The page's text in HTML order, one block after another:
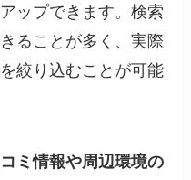
ップできます。検索
ることが多く、実際
絞り込むことが可能
ミ情報や周辺環境の